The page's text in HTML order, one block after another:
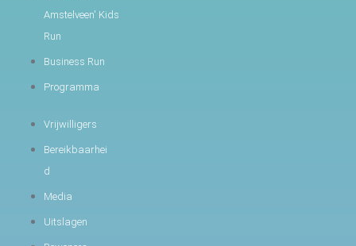
Amstelveen' Kids
Run
Business Run
Programma
Vrijwilligers
Bereikbaarhei
d
Media
Uitslagen